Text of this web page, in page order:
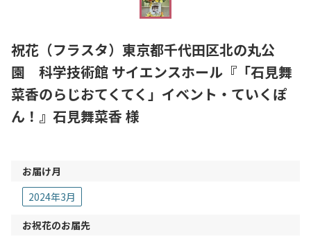
祝花（フラスタ）東京都千代田区北の丸公
園 科学技術館 サイエンスホール『「石見舞
菜香のらじおてくてく」イベント・ていくぽ
ん！』石見舞菜香 様
お届け月
2024年3月
お祝花のお届先